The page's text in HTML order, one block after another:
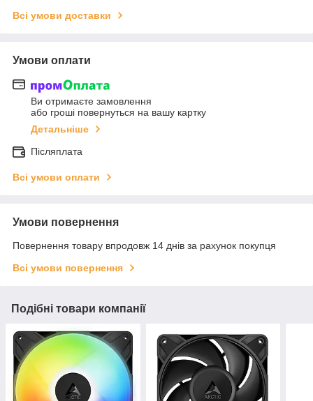
Всі умови доставки
Умови оплати
Ви отримаєте замовлення
або гроші повернуться на вашу картку
Детальніше
Післяплата
Всі умови оплати
Умови повернення
Повернення товару впродовж 14 днів за рахунок покупця
Всі умови повернення
Подібні товари компанії